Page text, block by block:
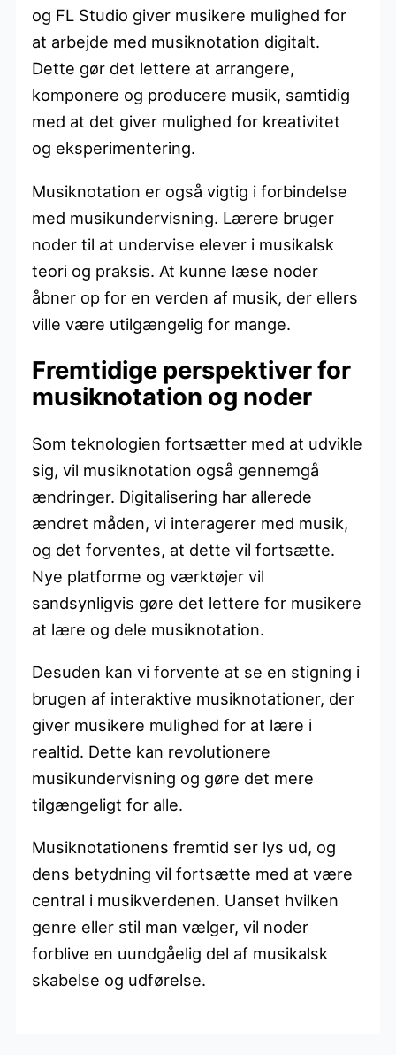
og FL Studio giver musikere mulighed for
at arbejde med musiknotation digitalt.
Dette gør det lettere at arrangere,
komponere og producere musik, samtidig
med at det giver mulighed for kreativitet
og eksperimentering.
Musiknotation er også vigtig i forbindelse
med musikundervisning. Lærere bruger
noder til at undervise elever i musikalsk
teori og praksis. At kunne læse noder
åbner op for en verden af musik, der ellers
ville være utilgængelig for mange.
Fremtidige perspektiver for
musiknotation og noder
Som teknologien fortsætter med at udvikle
sig, vil musiknotation også gennemgå
ændringer. Digitalisering har allerede
ændret måden, vi interagerer med musik,
og det forventes, at dette vil fortsætte.
Nye platforme og værktøjer vil
sandsynligvis gøre det lettere for musikere
at lære og dele musiknotation.
Desuden kan vi forvente at se en stigning i
brugen af interaktive musiknotationer, der
giver musikere mulighed for at lære i
realtid. Dette kan revolutionere
musikundervisning og gøre det mere
tilgængeligt for alle.
Musiknotationens fremtid ser lys ud, og
dens betydning vil fortsætte med at være
central i musikverdenen. Uanset hvilken
genre eller stil man vælger, vil noder
forblive en uundgåelig del af musikalsk
skabelse og udførelse.